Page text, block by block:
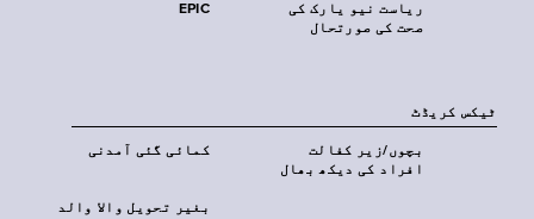
EPIC
ریاست نیو یارک کی
صحت کی صورتحال
ٹیکس کریڈٹ
کمائی گئی آمدنی
بچوں/زیر کفالت
افراد کی دیکھ بھال
بغیر تحویل والا والد